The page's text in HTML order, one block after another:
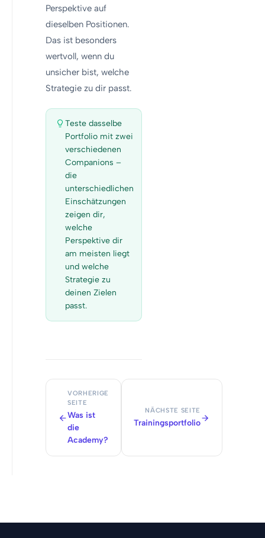
Perspektive auf
dieselben Positionen.
Das ist besonders
wertvoll, wenn du
unsicher bist, welche
Strategie zu dir passt.
Teste dasselbe
Portfolio mit zwei
verschiedenen
Companions –
die
unterschiedlichen
Einschätzungen
zeigen dir,
welche
Perspektive dir
am meisten liegt
und welche
Strategie zu
deinen Zielen
passt.
VORHERIGE
SEITE
Was ist
die
Academy?
NÄCHSTE SEITE
Trainingsportfolio